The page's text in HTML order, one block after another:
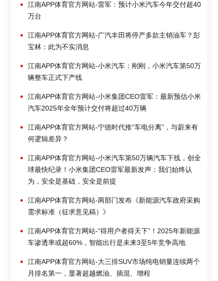
江南APP体育官方网站-雷军：预计小米汽车今年交付超40
万台
江南APP体育官方网站-广汽丰田将停产多款主销油车？彭
宝林：此为不实消息
江南APP体育官方网站-小米汽车：刚刚，小米汽车第50万
辆整车正式下产线
江南APP体育官方网站-小米集团CEO雷军：最新预估小米
汽车2025年全年预计交付将超过40万辆
江南APP体育官方网站-宁德时代推“车电分离”，与蔚来有
何逻辑差异？
江南APP体育官方网站-小米汽车第50万辆汽车下线，创全
球最快纪录！小米集团CEO雷军最新发声：我们始终认
为，安全是基础，安全是前提
江南APP体育官方网站-两部门发布《新能源汽车政府采购
需求标准（征求意见稿）》
江南APP体育官方网站-“得用户者得天下”！2025年新能源
车渗透率或超60%，智能出行是未来3至5年竞争高地
江南APP体育官方网站-大三排SUV市场纯电销量连续两个
月排名第一，显著超越燃油、插混、增程